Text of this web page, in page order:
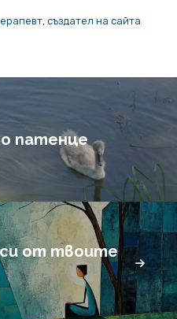
създател на сайта
патенце
от твоите